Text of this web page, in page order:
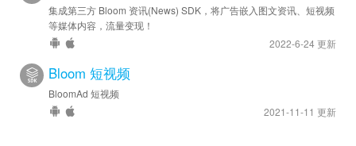
集成第三方 Bloom 资讯(News) SDK，将广告嵌入图文资讯、短视频
等媒体内容，流量变现！
2022-6-24 更新
Bloom 短视频
BloomAd 短视频
2021-11-11 更新